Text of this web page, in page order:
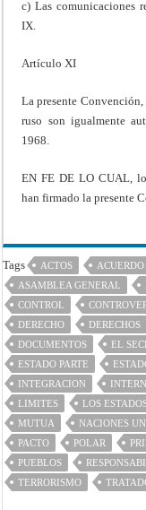
c) Las comunicaciones
IX.
Artículo XI
La presente
ruso son igualmente
1968.
EN FE DE LO CUAL,
han firmado la presente
Tags ACTOS ACUERDO
ASAMBLEA GENERAL
CONTROL
DERECHO
DERECHOS
DOCUMENTOS
EL
ESTADO PARTE
INTEGRACION
LIMITES
LOS
MUTUA
NACIONES
PACTO
POLAR
PUEBLOS
TERRORISMO